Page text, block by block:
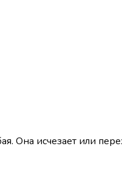
Она исчезает или